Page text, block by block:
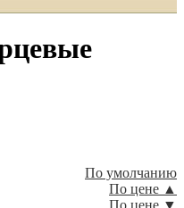
По умолчанию
По цене ▲
По цене ▼